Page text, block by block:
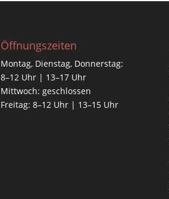
Öffnungszeiten
Montag, Dienstag, Donnerstag:
8–12 Uhr | 13–17 Uhr
Mittwoch: geschlossen
Freitag: 8–12 Uhr | 13–15 Uhr